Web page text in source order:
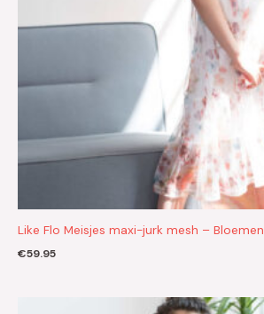
Like Flo Meisjes maxi-jurk mesh – Bloemen
€59.95